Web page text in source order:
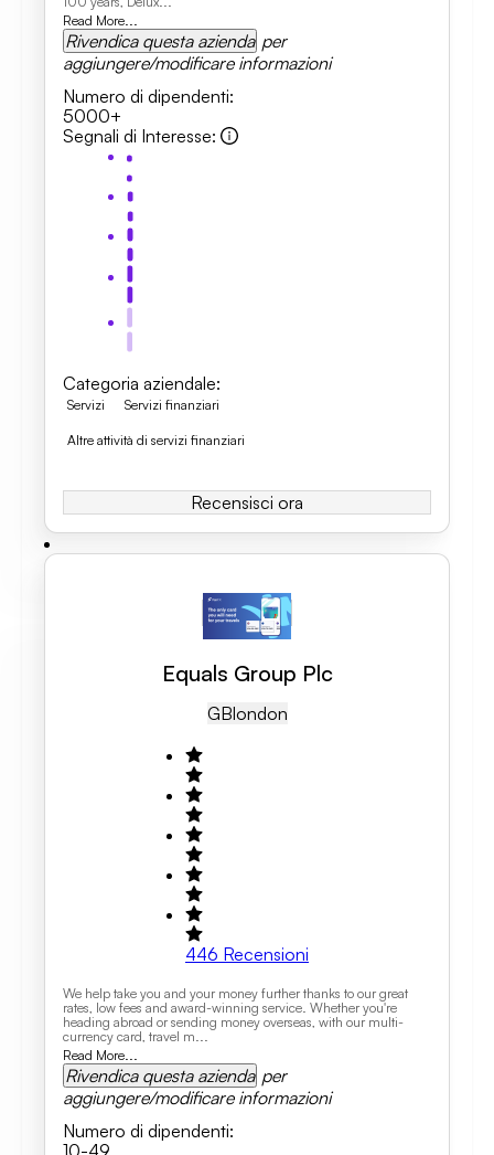
Read More...
Rivendica questa azienda per
aggiungere/modificare informazioni
Numero di dipendenti:
5000+
Segnali di Interesse:
Categoria aziendale:
Servizi Servizi finanziari
Altre attività di servizi finanziari
Recensisci ora
Equals Group Plc
GBLondon
446 Recensioni
We help take you and your money further thanks to our great
rates, low fees and award-winning service. Whether you're
heading abroad or sending money overseas, with our multi-
currency card, travel m...
Read More...
Rivendica questa azienda per
aggiungere/modificare informazioni
Numero di dipendenti:
10-49